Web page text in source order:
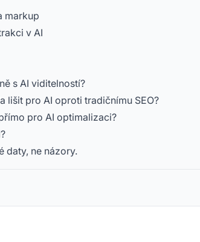
markup
v AI
s AI viditelností?
lišit pro AI oproti tradičnímu SEO?
pro AI optimalizaci?
daty, ne názory.